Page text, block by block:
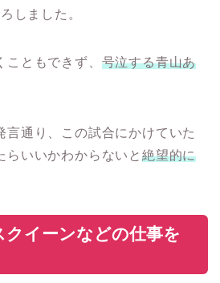
しました。
ともできず、 号泣する青山あ
言通り、この試合にかけていた
らいいかわからないと絶望的に
イーンなどの仕事を